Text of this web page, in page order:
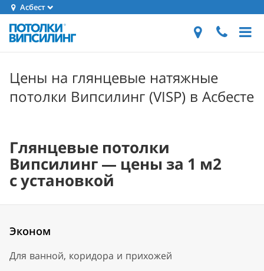
Асбест
Цены на глянцевые натяжные
потолки Випсилинг (VISP) в Асбесте
Глянцевые потолки
Випсилинг — цены за 1 м2
с установкой
Эконом
Для ванной, коридора и прихожей